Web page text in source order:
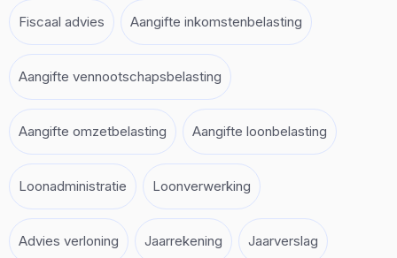
Fiscaal advies Aangifte inkomstenbelasting
Aangifte vennootschapsbelasting
Aangifte omzetbelasting Aangifte loonbelasting
Loonadministratie Loonverwerking
Advies verloning Jaarrekening Jaarverslag